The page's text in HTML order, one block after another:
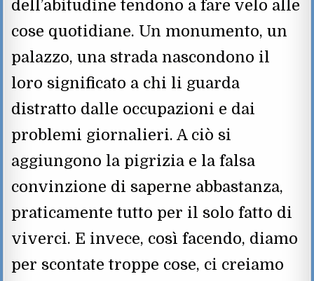
dell’abitudine tendono a fare velo alle
cose quotidiane. Un monumento, un
palazzo, una strada nascondono il
loro significato a chi li guarda
distratto dalle occupazioni e dai
problemi giornalieri. A ciò si
aggiungono la pigrizia e la falsa
convinzione di saperne abbastanza,
praticamente tutto per il solo fatto di
viverci. E invece, così facendo, diamo
per scontate troppe cose, ci creiamo